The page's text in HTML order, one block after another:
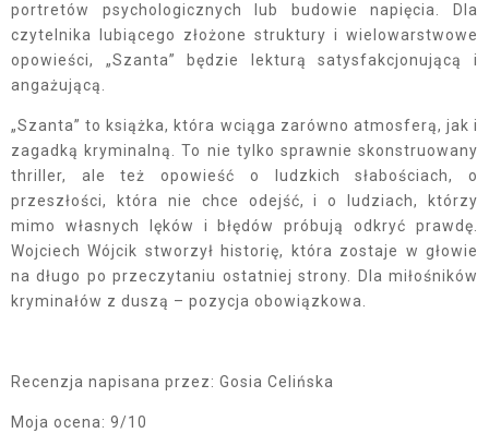
portretów psychologicznych lub budowie napięcia. Dla
czytelnika lubiącego złożone struktury i wielowarstwowe
opowieści, „Szanta” będzie lekturą satysfakcjonującą i
angażującą.
„Szanta” to książka, która wciąga zarówno atmosferą, jak i
zagadką kryminalną. To nie tylko sprawnie skonstruowany
thriller, ale też opowieść o ludzkich słabościach, o
przeszłości, która nie chce odejść, i o ludziach, którzy
mimo własnych lęków i błędów próbują odkryć prawdę.
Wojciech Wójcik stworzył historię, która zostaje w głowie
na długo po przeczytaniu ostatniej strony. Dla miłośników
kryminałów z duszą – pozycja obowiązkowa.
Recenzja napisana przez: Gosia Celińska
Moja ocena: 9/10